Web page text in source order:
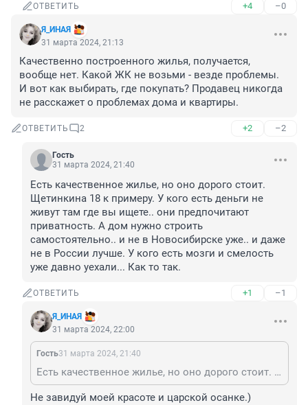
ОТВЕТИТЬ +4 –0
Я_ИНAЯ
31 марта 2024, 21:13
Качественно построенного жилья, получается,
вообще нет. Какой ЖК не возьми - везде проблемы.
И вот как выбирать, где покупать? Продавец никогда
не расскажет о проблемах дома и квартиры.
ОТВЕТИТЬ 2 +2 –2
Гость
31 марта 2024, 21:40
Есть качественное жилье, но оно дорого стоит.
Щетинкина 18 к примеру. У кого есть деньги не
живут там где вы ищете.. они предпочитают
приватность. А дом нужно строить
самостоятельно.. и не в Новосибирске уже.. и даже
не в России лучше. У кого есть мозги и смелость
уже давно уехали... Как то так.
ОТВЕТИТЬ +1 –1
Я_ИНAЯ
31 марта 2024, 22:00
Гость31 марта 2024, 21:40
Есть качественное жилье, но оно дорого стоит. Щетинкина 18 к примеру. У кого есть деньги не живут там где вы ищете.. они предпочитают приватность. А дом нужно строить самостоятельно.. и не в Новосибирске уже.. и даже не в России лучше. У кого есть мозги и смелость уже давно уехали... Как то так.
Не завидуй моей красоте и царской осанке.)